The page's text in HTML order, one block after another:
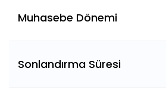
Muhasebe Dönemi
Sonlandırma Süresi